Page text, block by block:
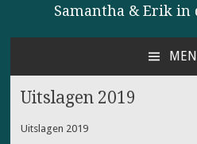
Samantha & Erik in
INHOUD
Uitslagen 2019
Uitslagen 2019